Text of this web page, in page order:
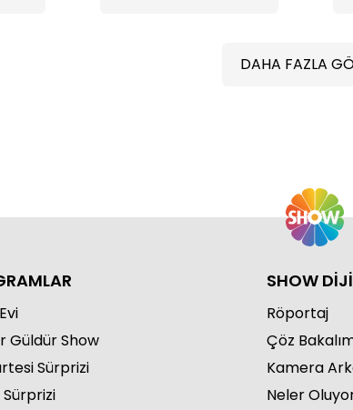
DAHA FAZLA
Güldür Show
Sürprizi
SHOW
Röportaj
Çöz
Kamera
Neler